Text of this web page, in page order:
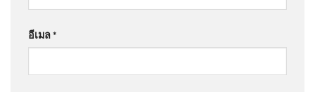
ยมาก…”
ดรามาสิมิลัน อัพเดทข่าว: “แก่พูดไม่เพาะ ไม่น่า…”
อีเมล*